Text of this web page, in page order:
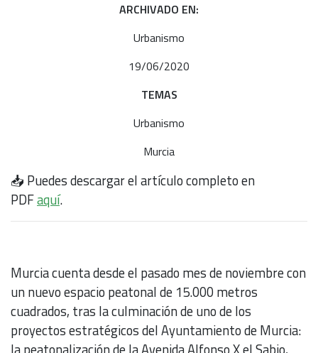
ARCHIVADO EN:
Urbanismo
19/06/2020
TEMAS
Urbanismo
Murcia
📥 Puedes descargar el artículo completo en
PDFaquí.
Murcia cuenta desde el pasado mes de noviembre con
un nuevo espacio peatonal de 15.000 metros
cuadrados, tras la culminación de uno de los
proyectos estratégicos del Ayuntamiento de Murcia: